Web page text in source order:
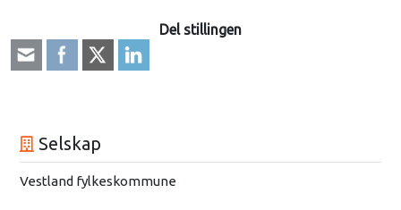
Del stillingen
Selskap
Vestland fylkeskommune